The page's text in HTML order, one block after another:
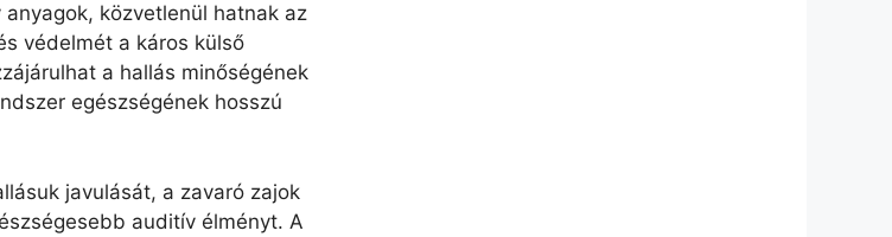
közvetlenül hatnak az
védelmét a káros külső
a hallás minőségének
egészségének hosszú
javulását, a zavaró zajok
auditív élményt. A